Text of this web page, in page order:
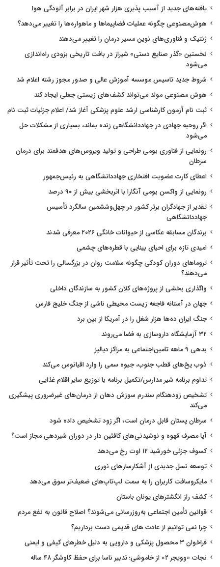
یافته‌های جدید از آسیب پذیری هزار شهر ایران در برابر آلودگی هوا
هوش‌مصنوعی چگونه عملیات فضاپیماها و ماهواره‌ها را تغییر می‌دهد؟
ژنتیک و فناوری‌های نوین مسیر درمان را تغییر می‌دهند
نخستین «گذر صنایع دستی» شیراز در بافت تاریخی بزودی راه‌اندازی
می‌شود
شروط جدید تاسیس موسسه آموزش عالی و صدور مجوز رشته اعلام شد
هوش مصنوعی مولد می‌تواند کشف‌های زیستی جعلی ایجاد کند
ثبت نام آزمون کارشناسی ارشد علوم پزشکی آغاز شد/ اعلام جزئیات ثبت نام
اگر روحیه جهادی در جهاددانشگاهی زنده بماند، بسیاری از مشکلات حل
می‌شود
رونمایی از فناوری بومی طراحی و تولید ویروس‌های هدفمند برای درمان
سرطان
اعطای کارت عضویت افتخاری جهاددانشگاهی به رئیس‌جمهور
رونمایی از واکسن بومی آنگارا با اثربخشی بیش از ۹۰ درصد
تقدیر از جهادگران برتر کشور در چهل‌وششمین سالگرد تأسیس
جهاددانشگاهی
برندگان مسابقه عکاسی از حیوانات خانگی ۲۰۲۶ معرفی شدند
امیدی تازه برای احیای بینایی با قطره‌های چشمی
تروماهای دوران کودکی چگونه سلامت روان در بزرگسالی را تحت تأثیر قرار
می‌دهند؟
واگذاری بخشی از پروژه‌های کلان کشور به سازندگان داخلی
جهان در آستانه فاجعه زیست محیطی ناشی از جنگ خلیج فارس
جنگ ایران ده‌ها هزار شغل را در آمریکا از بین برد
۳۲ آزمایشگاه داروسازی به فضا می‌روند
بدهی ۹ ماهه تامین‌اجتماعی به مراکز دیالیز
ذوب یخ‌های قطب جنوب، جیوه سمی را وارد اقیانوس می‌کند
تداوم برنامه شیر مدارس/تکمیل برنامه با توزیع سایر اقلام غذایی
تشخیص زودهنگام سندرم سوزش دهان از درمان‌های غیرضروری پیشگیری
می‌کند
سرطان پستان قابل درمان است، اگر زود تشخیص داده شود
آیا مصرف قهوه و نوشیدنی‌های کافئین دار در دوران شیردهی مجاز است؟
کسوف جزئی خورشید ۱۲ اوت رخ می‌دهد
توسعه نسل جدیدی از آشکارسازهای نوری
مایکروسافت کاربران را به سمت لپ‌تاپ‌های ضعیف‌تر سوق می‌دهد
کشف راز انگشترهای یونان باستان
قوانین تأمین اجتماعی به‌روزرسانی می‌شوند؟ اصلاح قانون به نفع مردم
چرا نمی توانیم از عادت های قدیمی دست برداریم؟
فراخوان ۳ محصول پزشکی و دارویی به دلیل خطرهای کیفی و ایمنی
نجات «وویجر ۲» از خاموشی؛ تدبیر ناسا برای حفظ کاوشگر ۴۸ ساله